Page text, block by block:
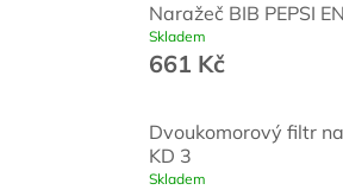
Naražeč BIB PEPSI
Skladem
661 Kč
Dvoukomorový filtr
KD 3
Skladem